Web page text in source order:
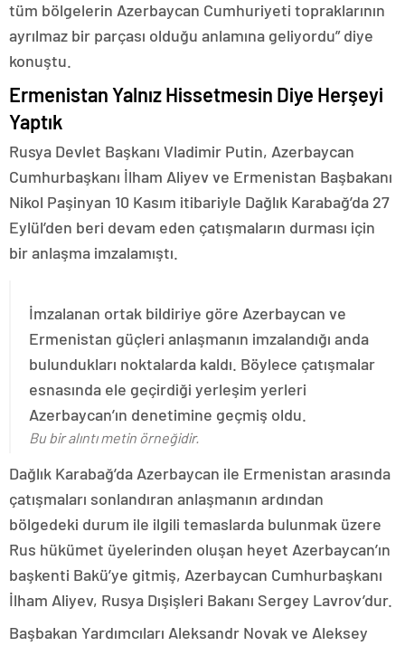
tüm bölgelerin Azerbaycan Cumhuriyeti topraklarının
ayrılmaz bir parçası olduğu anlamına geliyordu” diye
konuştu.
Ermenistan Yalnız Hissetmesin Diye Herşeyi
Yaptık
Rusya Devlet Başkanı Vladimir Putin, Azerbaycan
Cumhurbaşkanı İlham Aliyev ve Ermenistan Başbakanı
Nikol Paşinyan 10 Kasım itibariyle Dağlık Karabağ’da 27
Eylül’den beri devam eden çatışmaların durması için
bir anlaşma imzalamıştı.
İmzalanan ortak bildiriye göre Azerbaycan ve
Ermenistan güçleri anlaşmanın imzalandığı anda
bulundukları noktalarda kaldı. Böylece çatışmalar
esnasında ele geçirdiği yerleşim yerleri
Azerbaycan’ın denetimine geçmiş oldu.
Bu bir alıntı metin örneğidir.
Dağlık Karabağ’da Azerbaycan ile Ermenistan arasında
çatışmaları sonlandıran anlaşmanın ardından
bölgedeki durum ile ilgili temaslarda bulunmak üzere
Rus hükümet üyelerinden oluşan heyet Azerbaycan’ın
başkenti Bakü’ye gitmiş, Azerbaycan Cumhurbaşkanı
İlham Aliyev, Rusya Dışişleri Bakanı Sergey Lavrov’dur.
Başbakan Yardımcıları Aleksandr Novak ve Aleksey